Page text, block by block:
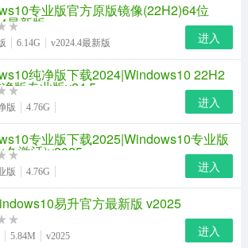
专业版官方原版镜像(22H2)64位
最新版
6.14G v2024.4最新版 进入
纯净版下载2024|Windows10 22H2
版专业版v24.5
版 4.76G 进入
专业版下载2025|Windows10专业版
久激活)v2025
版 4.76G 进入
易升官方最新版 v2025
5.84M v2025 进入